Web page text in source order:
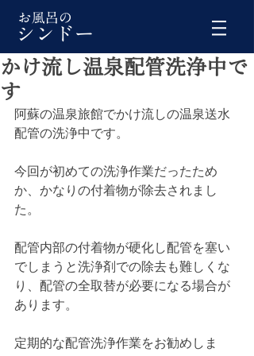
かけ流し温泉配管洗浄中で
す
阿蘇の温泉旅館でかけ流しの温泉送水
配管の洗浄中です。
今回が初めての洗浄作業だったため
か、かなりの付着物が除去されまし
た。
配管内部の付着物が硬化し配管を塞い
でしまうと洗浄剤での除去も難しくな
り、配管の全取替が必要になる場合が
あります。
定期的な配管洗浄作業をお勧めしま